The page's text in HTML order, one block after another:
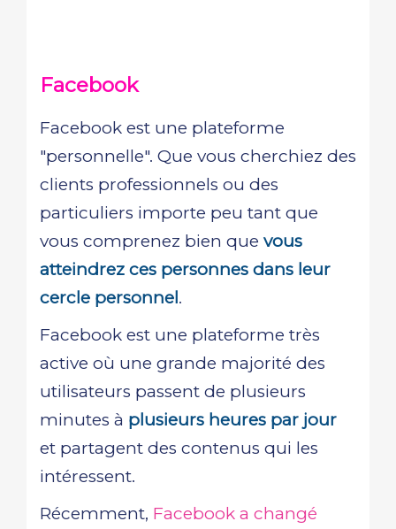
Facebook
Facebook est une plateforme
"personnelle". Que vous cherchiez des
clients professionnels ou des
particuliers importe peu tant que
vous comprenez bien que vous
atteindrez ces personnes dans leur
cercle personnel.
Facebook est une plateforme très
active où une grande majorité des
utilisateurs passent de plusieurs
minutes à plusieurs heures par jour
et partagent des contenus qui les
intéressent.
Récemment, Facebook a changé